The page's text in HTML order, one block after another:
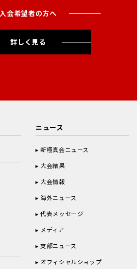
入会希望者の方へ
詳しく見る
ニュース
新極真会ニュース
大会結果
大会情報
海外ニュース
代表メッセージ
メディア
支部ニュース
オフィシャルショップ